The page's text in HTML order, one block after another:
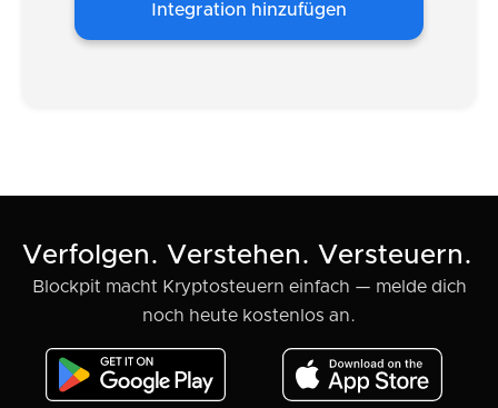
Integration hinzufügen
Verfolgen. Verstehen. Versteuern.
Blockpit macht Kryptosteuern einfach — melde dich
noch heute kostenlos an.